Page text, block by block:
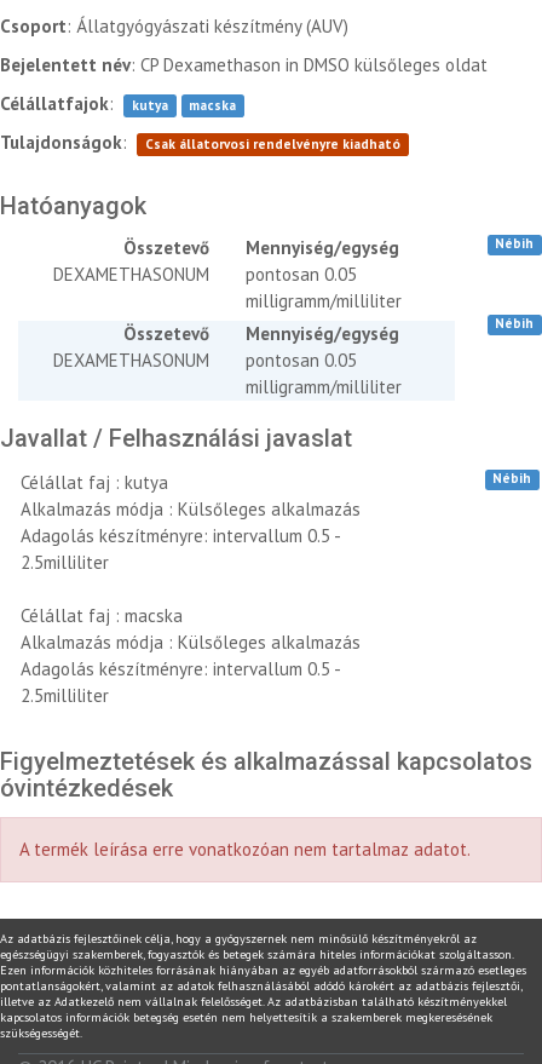
Csoport: Állatgyógyászati készítmény (AUV)
Bejelentett név: CP Dexamethason in DMSO külsőleges oldat
Célállatfajok: kutya macska
Tulajdonságok: Csak állatorvosi rendelvényre kiadható
Hatóanyagok
Összetevő
Mennyiség/egység
DEXAMETHASONUM
pontosan 0.05
milligramm/milliliter
Nébih
Összetevő
Mennyiség/egység
DEXAMETHASONUM
pontosan 0.05
milligramm/milliliter
Nébih
Javallat / Felhasználási javaslat
Célállat faj : kutya
Alkalmazás módja : Külsőleges alkalmazás
Adagolás készítményre: intervallum 0.5 -
2.5milliliter
Célállat faj : macska
Alkalmazás módja : Külsőleges alkalmazás
Adagolás készítményre: intervallum 0.5 -
2.5milliliter
Nébih
Figyelmeztetések és alkalmazással kapcsolatos
óvintézkedések
A termék leírása erre vonatkozóan nem tartalmaz adatot.
Az adatbázis fejlesztőinek célja, hogy a gyógyszernek nem minősülő készítményekről az
egészségügyi szakemberek, fogyasztók és betegek számára hiteles információkat szolgáltasson.
Ezen információk közhiteles forrásának hiányában az egyéb adatforrásokból származó esetleges
pontatlanságokért, valamint az adatok felhasználásából adódó károkért az adatbázis fejlesztői,
illetve az Adatkezelő nem vállalnak felelősséget. Az adatbázisban található készítményekkel
kapcsolatos információk betegség esetén nem helyettesítik a szakemberek megkeresésének
szükségességét.